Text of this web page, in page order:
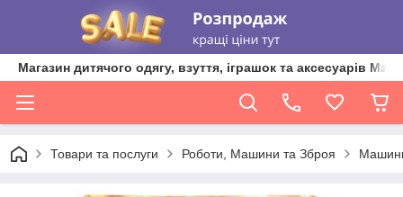
Магазин дитячого одягу, взуття, іграшок та аксесуарів
Товари та послуги Роботи, Машини та Зброя